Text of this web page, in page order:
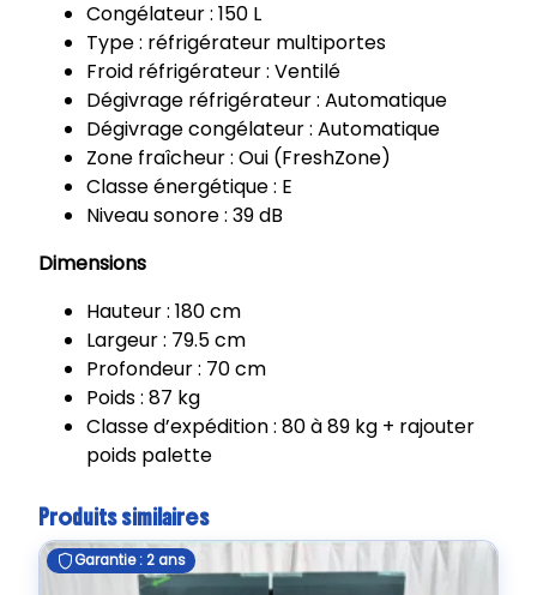
1
X
Congélateur : 150 L
Type : réfrigérateur multiportes
Froid réfrigérateur : Ventilé
Dégivrage réfrigérateur : Automatique
Dégivrage congélateur : Automatique
Zone fraîcheur : Oui (FreshZone)
Classe énergétique : E
Niveau sonore : 39 dB
Dimensions
Hauteur : 180 cm
Largeur : 79.5 cm
Profondeur : 70 cm
Poids : 87 kg
Classe d’expédition : 80 à 89 kg + rajouter
poids palette
Produits similaires
Garantie : 2 ans